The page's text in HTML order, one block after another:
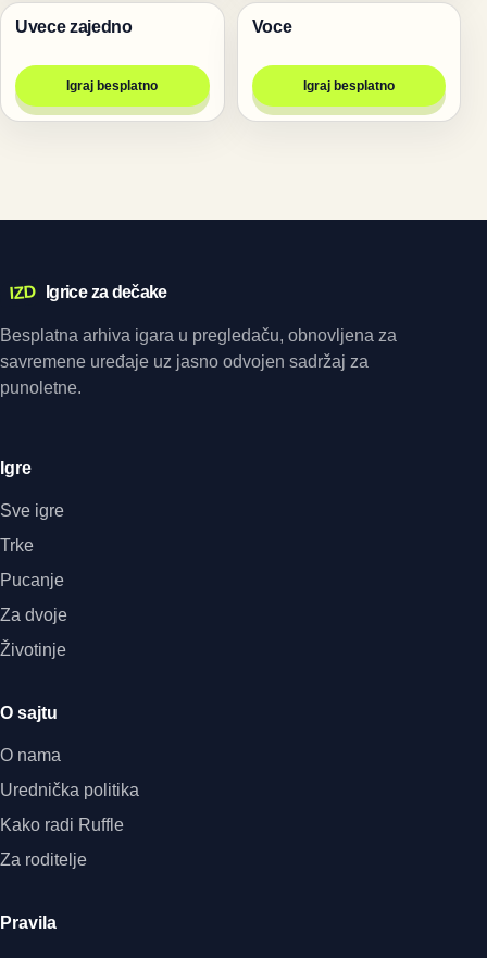
Igre
Uvece zajedno
Igraj besplatno
Igre
Voce
Igraj besplatno
IZD Igrice za dečake
Besplatna arhiva igara u pregledaču, obnovljena za
savremene uređaje uz jasno odvojen sadržaj za
punoletne.
Igre
Sve igre
Trke
Pucanje
Za dvoje
Životinje
O sajtu
O nama
Urednička politika
Kako radi Ruffle
Za roditelje
Pravila